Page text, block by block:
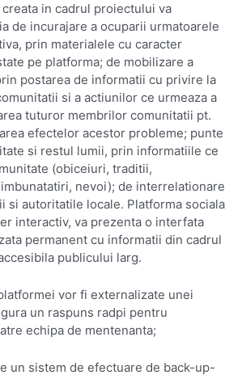
in cadrul proiectului va
de incurajare a ocuparii urmatoarele
prin materialele cu caracter
pe platforma; de mobilizare a
postarea de informatii cu privire la
si a actiunilor ce urmeaza a
tuturor membrilor comunitatii pt.
efectelor acestor probleme; punte
si restul lumii, prin informatiile ce
(obiceiuri, traditii,
nevoi); de interrelationare
si autoritatile locale. Platforma sociala
interactiv, va prezenta o interfata
permanent cu informatii din cadrul
publicului larg.
vor fi externalizate unei
un raspuns radpi pentru
echipa de mentenanta;
un sistem de efectuare de back-up-